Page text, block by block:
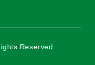
Reserved.